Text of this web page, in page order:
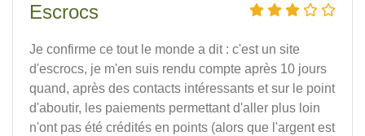
Escrocs
Je confirme ce tout le monde a dit : c'est un site
d'escrocs, je m'en suis rendu compte après 10 jours
quand, après des contacts intéressants et sur le point
d'aboutir, les paiements permettant d'aller plus loin
n'ont pas été crédités en points (alors que l'argent est